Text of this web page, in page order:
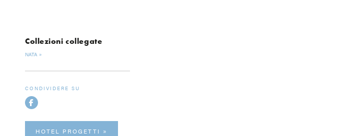
Collezioni collegate
NATA
CONDIVIDERE SU
HOTEL PROGETTI